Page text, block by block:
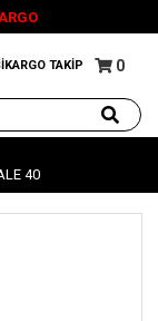
KARGO TAKİP 0
40